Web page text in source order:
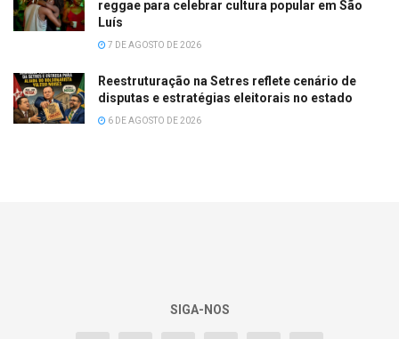
reggae para celebrar cultura popular em São
Luís
7 DE AGOSTO DE 2026
Reestruturação na Setres reflete cenário de
disputas e estratégias eleitorais no estado
6 DE AGOSTO DE 2026
SIGA-NOS